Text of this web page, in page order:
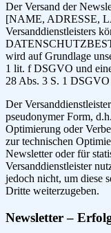
Der Versand der
[NAME, ADRESSE,
Versanddienstleisters
wird auf Grundlage
1 lit. f DSGVO und
28 Abs. 3 S. 1 DSGVO
Der
pseudonymer Form,
Optimierung oder
zur technischen
Newsletter oder für
Versanddienstleister
jedoch nicht, um diese
Dritte weiterzugeben.
Newsletter –